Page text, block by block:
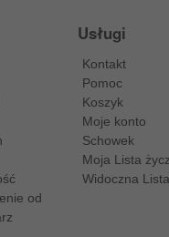
od
Usługi
Kontakt
Pomoc
Koszyk
Moje konto
Schowek
Moja Lista
Widoczna